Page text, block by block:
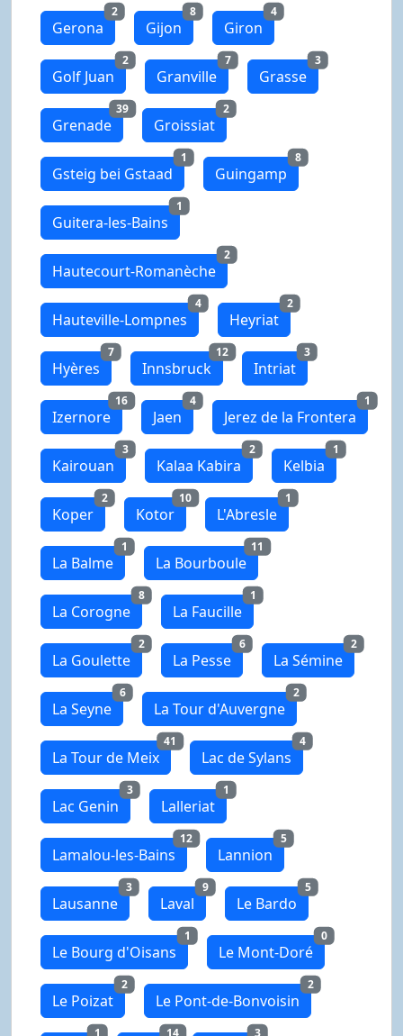
Gerona
2
Gijon
8
Giron
4
Golf Juan
2
Granville
7
Grasse
3
Grenade
39
Groissiat
2
Gsteig bei Gstaad
1
Guingamp
8
Guitera-les-Bains
1
Hautecourt-Romanèche
2
Hauteville-Lompnes
4
Heyriat
2
Hyères
7
Innsbruck
12
Intriat
3
Izernore
16
Jaen
4
Jerez de la Frontera
1
Kairouan
3
Kalaa Kabira
2
Kelbia
1
Koper
2
Kotor
10
L'Abresle
1
La Balme
1
La Bourboule
11
La Corogne
8
La Faucille
1
La Goulette
2
La Pesse
6
La Sémine
2
La Seyne
6
La Tour d'Auvergne
2
La Tour de Meix
41
Lac de Sylans
4
Lac Genin
3
Lalleriat
1
Lamalou-les-Bains
12
Lannion
5
Lausanne
3
Laval
9
Le Bardo
5
Le Bourg d'Oisans
1
Le Mont-Doré
0
Le Poizat
2
Le Pont-de-Bonvoisin
2
1 14 3